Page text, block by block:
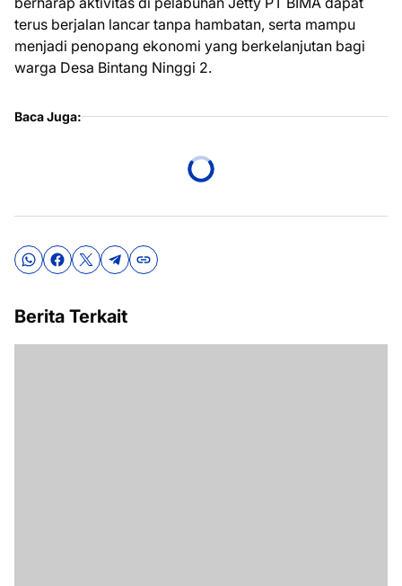
terus berjalan lancar tanpa hambatan, serta mampu
menjadi penopang ekonomi yang berkelanjutan bagi
warga Desa Bintang Ninggi 2.
Baca Juga:
Berita Terkait